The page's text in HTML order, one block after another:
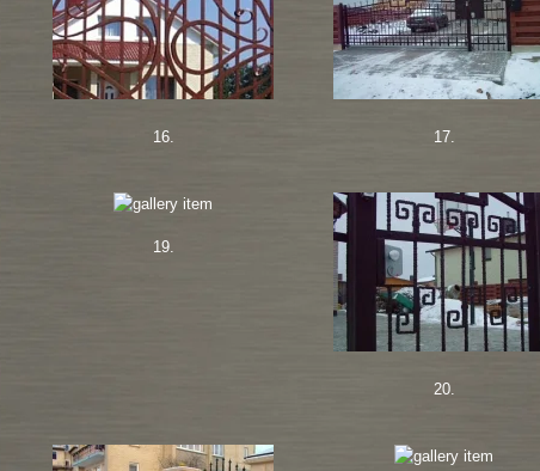
16. 17.
19.
20.